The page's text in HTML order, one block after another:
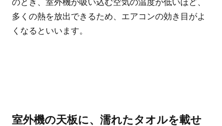
多くの熱を放出できるため、エアコンの効き目がよ
くなるといいます。
室外機の天板に、濡れたタオルを載せ